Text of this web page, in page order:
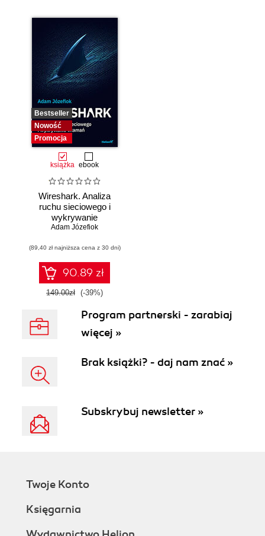
Bestseller
Nowość
Promocja
książka ebook
Wireshark. Analiza
ruchu sieciowego i
wykrywanie
włamań
Adam Józefiok
(89,40 zł najniższa cena z 30 dni)
90.89 zł
149.00zł (-39%)
Program partnerski - zarabiaj
więcej »
Brak książki? - daj nam znać »
Subskrybuj newsletter »
Twoje Konto
Księgarnia